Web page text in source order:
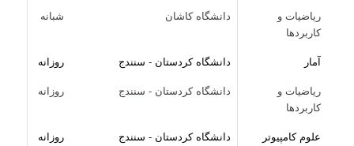
ریاضیات و
کاربردها
دانشگاه کاشان شبانه
آمار دانشگاه کردستان - سنندج
روزانه
ریاضیات و
کاربردها
دانشگاه کردستان - سنندج روزانه
علوم کامپیوتر دانشگاه کردستان - سنندج
روزانه